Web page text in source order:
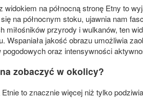
widokiem na północną stronę Etny to
na północnym stoku, ujawnia nam
miłośników przyrody i wulkanów, ten
Wspaniała jakość obrazu umożliwia
pogodowych oraz intensywności
zobaczyć w okolicy?
to znacznie więcej niż tylko